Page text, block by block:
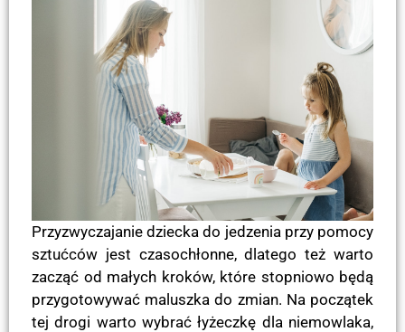
Przyzwyczajanie dziecka do jedzenia przy pomocy
sztućców jest czasochłonne, dlatego też warto
zacząć od małych kroków, które stopniowo będą
przygotowywać maluszka do zmian. Na początek
tej drogi warto wybrać łyżeczkę dla niemowlaka,